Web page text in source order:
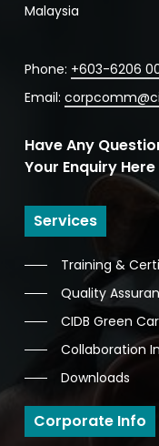
Malaysia
Phone: +603-6206
Email:
Have Any
Your Enquiry Here
Services
Training &
Quality
CIDB Green
Collaboration
Downloads
Corporate Info